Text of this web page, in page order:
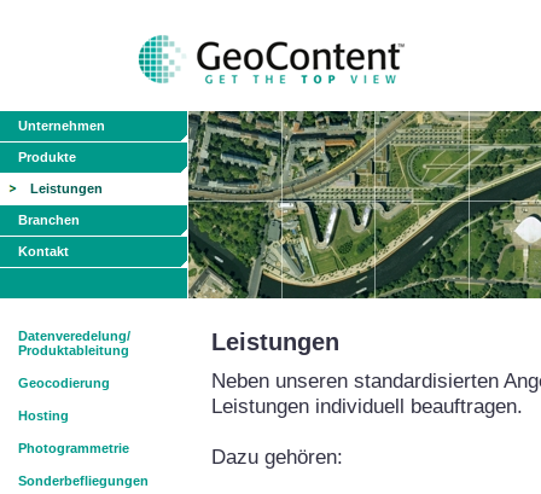
Unternehmen
Produkte
Leistungen
Branchen
Kontakt
Datenveredelung/
Produktableitung
Geocodierung
Hosting
Photogrammetrie
Sonderbefliegungen
Leistungen
Neben unseren standardisierten
Leistungen individuell beauftragen.
Dazu gehören: